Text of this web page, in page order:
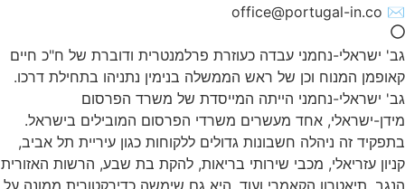
✉️ office@portugal-in.co
גב' ישראלי-נחמני עבדה כעוזרת פרלמנטרית ודוברת של ח"כ חיים
קאופמן המנוח וכן של ראש הממשלה בנימין נתניהו בתחילת דרכו.
גב' ישראלי-נחמני הייתה המייסדת של משרד הפרסום
מידן-ישראלי, אחד מעשרים משרדי הפרסום המובילים בישראל.
בתפקיד זה ניהלה חשבונות גדולים ללקוחות כגון עיריית תל אביב,
קניון עזריאלי, מכבי שירותי בריאות, להקת בת שבע, הרשות האזורית
הנגב, תיאטרון הקאמרי ועוד. היא גם שימשה כדירקטורית ממונה על